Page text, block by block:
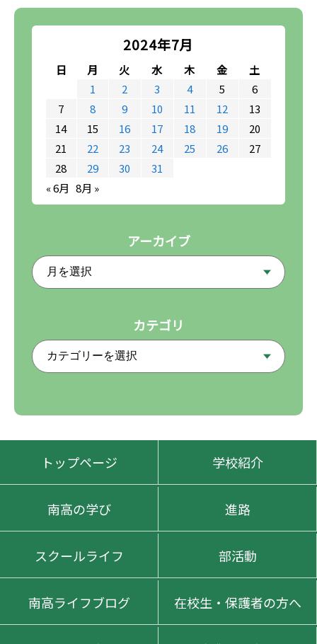
2024年7月
日 月 火 水 木 金
土
1
2 3 4 5
6
7
8 9 10 11 12
13
14
15 16 17 18 19
20
21
22 23 24 25 26
27
28
29 30
31
« 6月 8月 »
アーカイブ
カテゴリ
トップページ 学校紹介
南高の学び 進路
スクールライフ 部活動
南高ライフブログ 在校生・保護者の方へ